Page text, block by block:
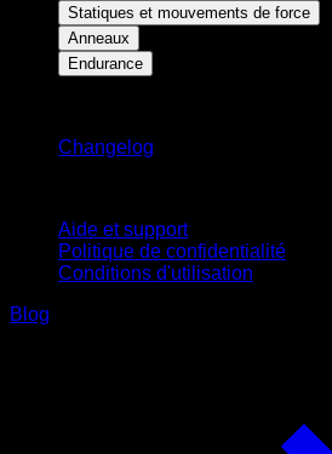
Statiques et mouvements de force
Anneaux
Endurance
Changelog
Aide et support
Politique de confidentialité
Conditions d'utilisation
Blog